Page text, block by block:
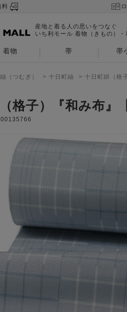
産地と着る人の思いをつなぐ
いち利モール 着物（きもの）
着物 帯 帯
紬（つむぎ） > 十日町紬 > 十日町絣（格
格子）『和み布』